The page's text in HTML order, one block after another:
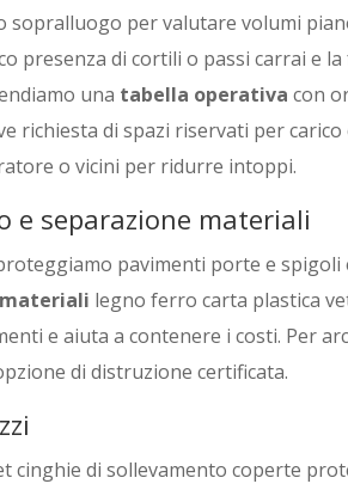
sopralluogo per valutare volumi
presenza di cortili o passi carrai e
una tabella operativa con
richiesta di spazi riservati per carico
o vicini per ridurre intoppi.
e separazione materiali
pavimenti porte e spigoli
legno ferro carta plastica
e aiuta a contenere i costi. Per
di distruzione certificata.
cinghie di sollevamento coperte